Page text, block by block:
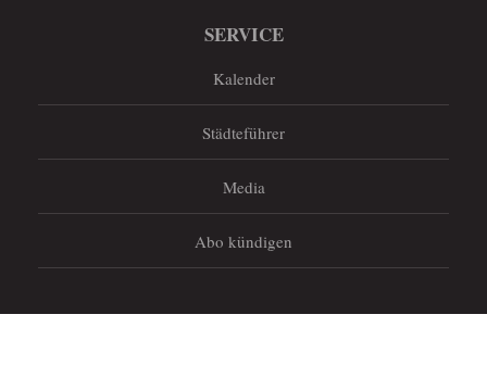
SERVICE
Kalender
Städteführer
Media
Abo kündigen